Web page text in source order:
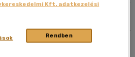
Összesen1db
Kft. adatkezelési
Rendben